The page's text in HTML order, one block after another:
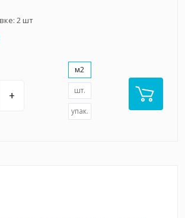
2шт
+
м2
шт.
упак.